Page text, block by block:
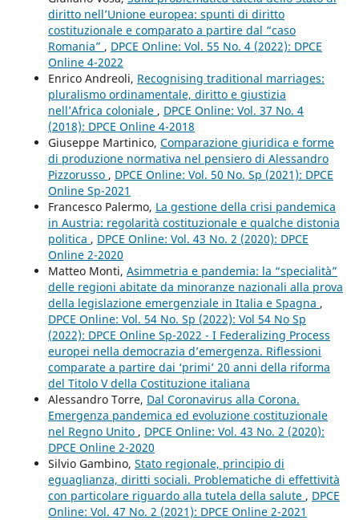
diritto nell’Unione europea: spunti di diritto
costituzionale e comparato a partire dal “caso
Romania” , DPCE Online: Vol. 55 No. 4 (2022): DPCE
Online 4-2022
Enrico Andreoli, Recognising traditional marriages:
pluralismo ordinamentale, diritto e giustizia
nell’Africa coloniale , DPCE Online: Vol. 37 No. 4
(2018): DPCE Online 4-2018
Giuseppe Martinico, Comparazione giuridica e forme
di produzione normativa nel pensiero di Alessandro
Pizzorusso , DPCE Online: Vol. 50 No. Sp (2021): DPCE
Online Sp-2021
Francesco Palermo, La gestione della crisi pandemica
in Austria: regolarità costituzionale e qualche distonia
politica , DPCE Online: Vol. 43 No. 2 (2020): DPCE
Online 2-2020
Matteo Monti, Asimmetria e pandemia: la “specialità”
delle regioni abitate da minoranze nazionali alla prova
della legislazione emergenziale in Italia e Spagna ,
DPCE Online: Vol. 54 No. Sp (2022): Vol 54 No Sp
(2022): DPCE Online Sp-2022 - I Federalizing Process
europei nella democrazia d’emergenza. Riflessioni
comparate a partire dai ‘primi’ 20 anni della riforma
del Titolo V della Costituzione italiana
Alessandro Torre, Dal Coronavirus alla Corona.
Emergenza pandemica ed evoluzione costituzionale
nel Regno Unito , DPCE Online: Vol. 43 No. 2 (2020):
DPCE Online 2-2020
Silvio Gambino, Stato regionale, principio di
eguaglianza, diritti sociali. Problematiche di effettività
con particolare riguardo alla tutela della salute , DPCE
Online: Vol. 47 No. 2 (2021): DPCE Online 2-2021